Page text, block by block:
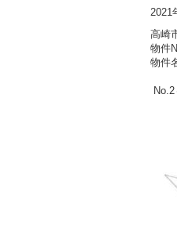
2021
高崎
物件
物件